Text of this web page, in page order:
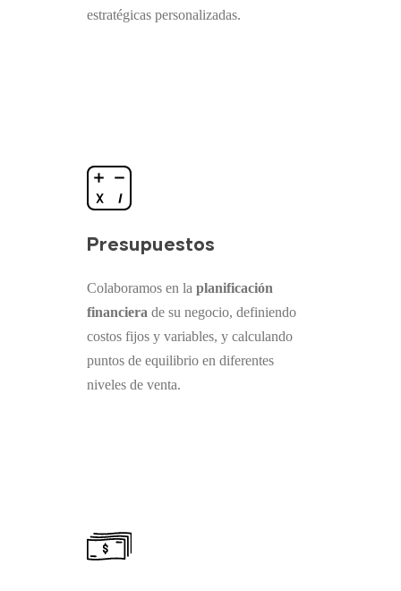
estratégicas personalizadas.
Presupuestos
Colaboramos en la planificación
financiera de su negocio, definiendo
costos fijos y variables, y calculando
puntos de equilibrio en diferentes
niveles de venta.